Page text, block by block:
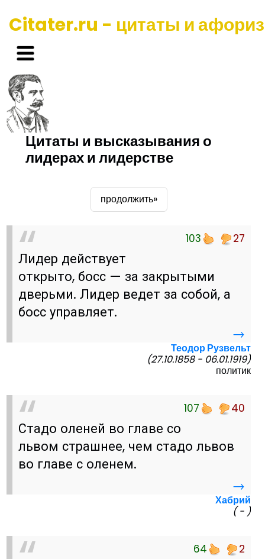
Citater.ru - цитаты и
Цитаты и высказывания о
лидерах и лидерстве
продолжить»
103 27
Лидер действует
открыто, босс — за закрытыми
дверьми. Лидер ведет за собой, а
босс управляет.
→
Теодор Рузвельт
(27.10.1858 - 06.01.1919)
политик
107 40
Стадо оленей во главе со
львом страшнее, чем стадо львов
во главе с оленем.
→
Хабрий
( - )
64 2